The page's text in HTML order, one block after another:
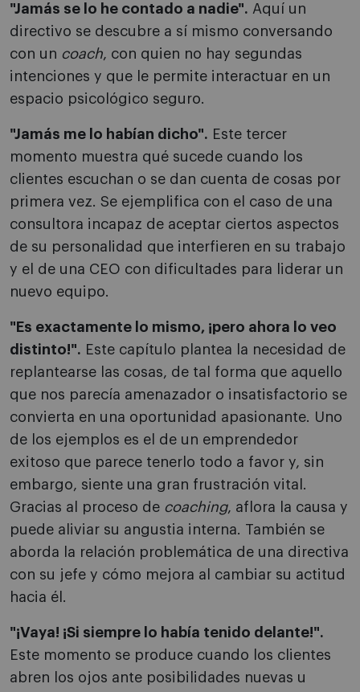
"Jamás se lo he contado a nadie". Aquí un
directivo se descubre a sí mismo conversando
con un coach, con quien no hay segundas
intenciones y que le permite interactuar en un
espacio psicológico seguro.
"Jamás me lo habían dicho". Este tercer
momento muestra qué sucede cuando los
clientes escuchan o se dan cuenta de cosas por
primera vez. Se ejemplifica con el caso de una
consultora incapaz de aceptar ciertos aspectos
de su personalidad que interfieren en su trabajo
y el de una CEO con dificultades para liderar un
nuevo equipo.
"Es exactamente lo mismo, ¡pero ahora lo veo
distinto!". Este capítulo plantea la necesidad de
replantearse las cosas, de tal forma que aquello
que nos parecía amenazador o insatisfactorio se
convierta en una oportunidad apasionante. Uno
de los ejemplos es el de un emprendedor
exitoso que parece tenerlo todo a favor y, sin
embargo, siente una gran frustración vital.
Gracias al proceso de coaching, aflora la causa y
puede aliviar su angustia interna. También se
aborda la relación problemática de una directiva
con su jefe y cómo mejora al cambiar su actitud
hacia él.
"¡Vaya! ¡Si siempre lo había tenido delante!".
Este momento se produce cuando los clientes
abren los ojos ante posibilidades nuevas u